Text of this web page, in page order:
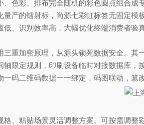
彩、排布完全随机的彩色圆点组合成
产的镭射标，尚源七彩虹标签无固定
、识别效率高，大幅优化终端消费者验真
加密原理，从源头锁死数据安全。其
限定规则，印刷设备临时对接数据库
码二维码数据一一绑定，码图联动，篡
粘贴场景灵活调整方案。可按需调整